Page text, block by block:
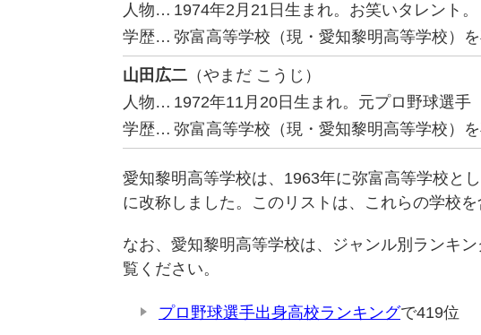
人物… 1974年2月21日生まれ。お笑いタレント。
学歴… 弥富高等学校（現・愛知黎明高等学校）
山田広二 （やまだ こうじ）
人物… 1972年11月20日生まれ。元プロ野球選手
学歴… 弥富高等学校（現・愛知黎明高等学校）
愛知黎明高等学校は、1963年に弥富高等学校と
に改称しました。このリストは、これらの学校を
なお、愛知黎明高等学校は、ジャンル別ランキ
覧ください。
プロ野球選手出身高校ランキングで419位